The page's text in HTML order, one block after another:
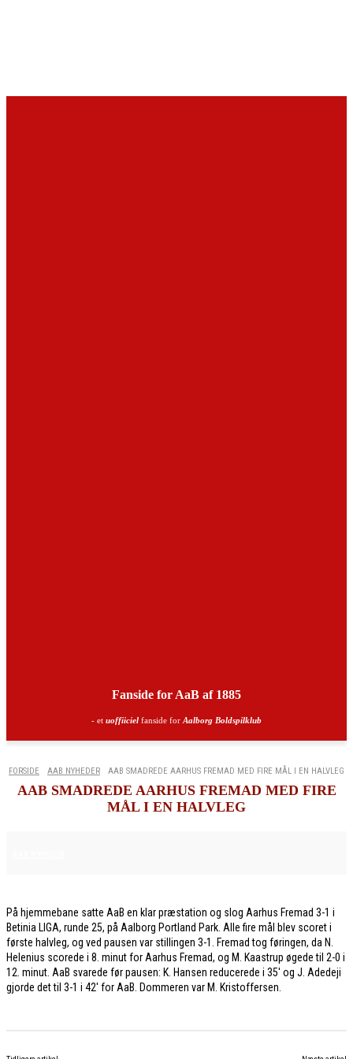
Fanside for AaB af 1885
- et uoffiiciel fanside for Aalborg Boldspilklub
FORSIDE AAB NYHEDER AAB SMADREDE AARHUS FREMAD MED FIRE MÅL I EN HALVLEG
AAB SMADREDE AARHUS FREMAD MED FIRE
MÅL I EN HALVLEG
På hjemmebane satte AaB en klar præstation og slog Aarhus Fremad 3-1 i
Betinia LIGA, runde 25, på Aalborg Portland Park. Alle fire mål blev scoret i
første halvleg, og ved pausen var stillingen 3-1. Fremad tog føringen, da N.
Helenius scorede i 8. minut for Aarhus Fremad, og M. Kaastrup øgede til 2-0 i
12. minut. AaB svarede før pausen: K. Hansen reducerede i 35′ og J. Adedeji
gjorde det til 3-1 i 42′ for AaB. Dommeren var M. Kristoffersen.